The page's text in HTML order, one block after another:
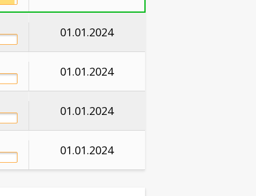
01.01.2024
01.01.2024
01.01.2024
01.01.2024